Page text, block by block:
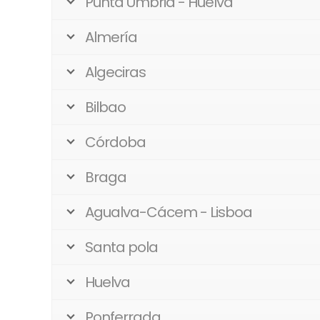
Almería
Algeciras
Bilbao
Córdoba
Braga
Agualva-Cácem - Lisboa
Santa pola
Huelva